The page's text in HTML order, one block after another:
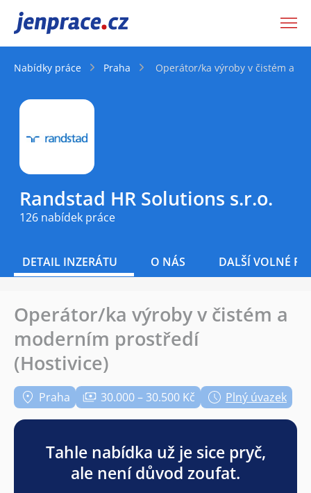
JenPráce.cz
Nabídky práce Praha Operátor/ka výroby v čistém a
Randstad HR Solutions s.r.o.
126 nabídek práce
DETAIL INZERÁTU O NÁS DALŠÍ VOLNÉ
Operátor/ka výroby v čistém a
moderním prostředí
(Hostivice)
Praha 30.000 – 30.500 Kč Plný úvazek
Tahle nabídka už je sice pryč,
ale není důvod zoufat.